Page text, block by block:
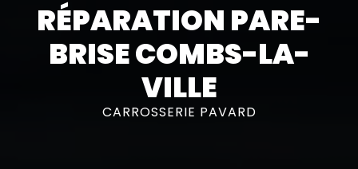
RÉPARATION PARE-
BRISE COMBS-LA-
VILLE
CARROSSERIE PAVARD